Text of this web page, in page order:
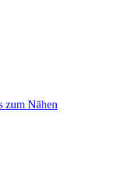
zum Nähen